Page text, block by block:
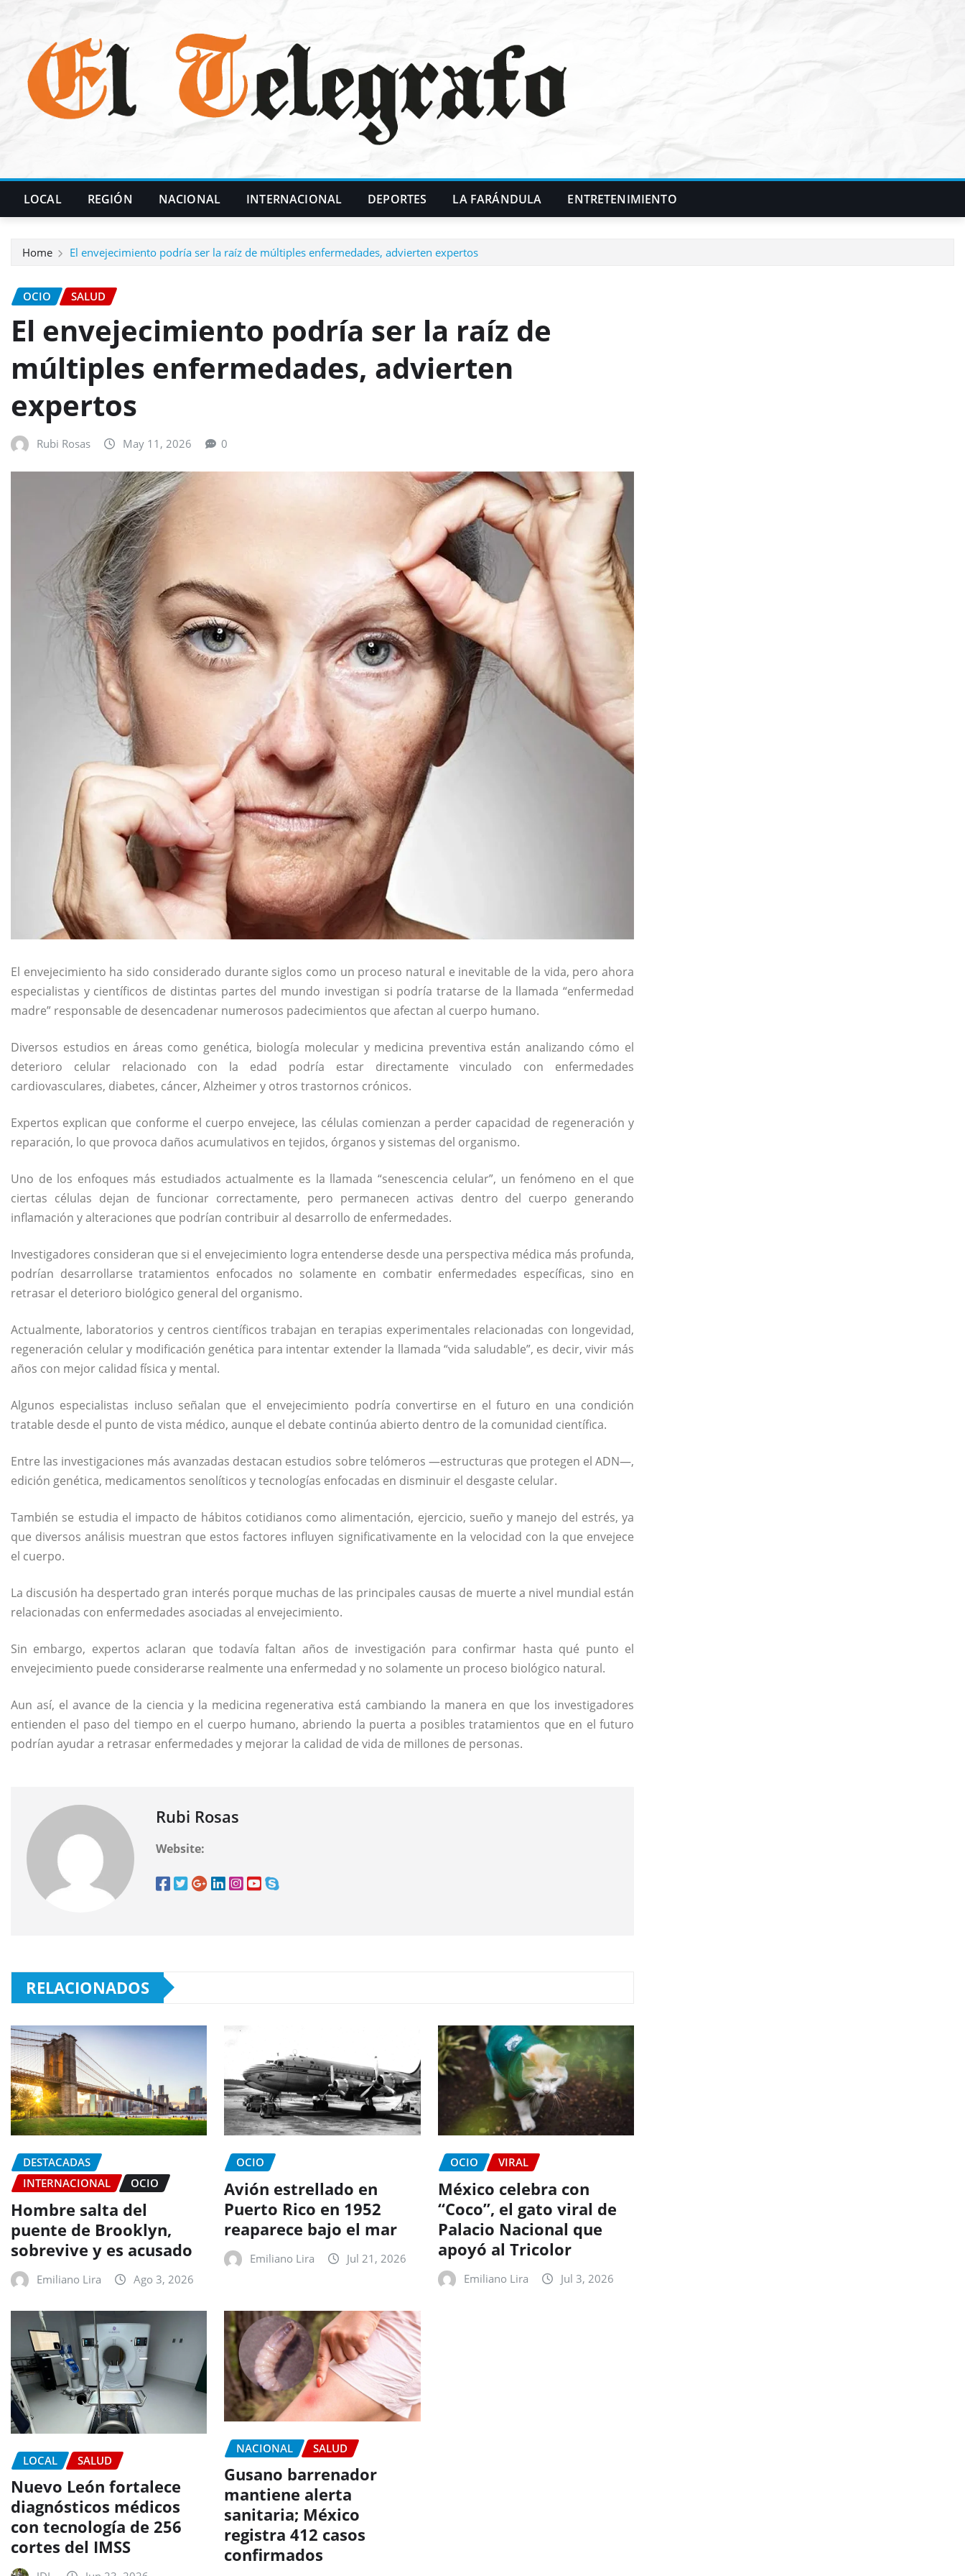
LOCAL REGIÓN NACIONAL INTERNACIONAL DEPORTES LA FARÁNDULA ENTRETENIMIENTO
Home El envejecimiento podría ser la raíz de múltiples enfermedades, advierten expertos
OCIO SALUD
El envejecimiento podría ser la raíz de
múltiples enfermedades, advierten
expertos
Rubi Rosas May 11, 2026 0
El envejecimiento ha sido considerado durante siglos como un proceso natural e inevitable de la vida, pero ahora
especialistas y científicos de distintas partes del mundo investigan si podría tratarse de la llamada “enfermedad
madre” responsable de desencadenar numerosos padecimientos que afectan al cuerpo humano.
Diversos estudios en áreas como genética, biología molecular y medicina preventiva están analizando cómo el
deterioro celular relacionado con la edad podría estar directamente vinculado con enfermedades
cardiovasculares, diabetes, cáncer, Alzheimer y otros trastornos crónicos.
Expertos explican que conforme el cuerpo envejece, las células comienzan a perder capacidad de regeneración y
reparación, lo que provoca daños acumulativos en tejidos, órganos y sistemas del organismo.
Uno de los enfoques más estudiados actualmente es la llamada “senescencia celular”, un fenómeno en el que
ciertas células dejan de funcionar correctamente, pero permanecen activas dentro del cuerpo generando
inflamación y alteraciones que podrían contribuir al desarrollo de enfermedades.
Investigadores consideran que si el envejecimiento logra entenderse desde una perspectiva médica más profunda,
podrían desarrollarse tratamientos enfocados no solamente en combatir enfermedades específicas, sino en
retrasar el deterioro biológico general del organismo.
Actualmente, laboratorios y centros científicos trabajan en terapias experimentales relacionadas con longevidad,
regeneración celular y modificación genética para intentar extender la llamada “vida saludable”, es decir, vivir más
años con mejor calidad física y mental.
Algunos especialistas incluso señalan que el envejecimiento podría convertirse en el futuro en una condición
tratable desde el punto de vista médico, aunque el debate continúa abierto dentro de la comunidad científica.
Entre las investigaciones más avanzadas destacan estudios sobre telómeros —estructuras que protegen el ADN—,
edición genética, medicamentos senolíticos y tecnologías enfocadas en disminuir el desgaste celular.
También se estudia el impacto de hábitos cotidianos como alimentación, ejercicio, sueño y manejo del estrés, ya
que diversos análisis muestran que estos factores influyen significativamente en la velocidad con la que envejece
el cuerpo.
La discusión ha despertado gran interés porque muchas de las principales causas de muerte a nivel mundial están
relacionadas con enfermedades asociadas al envejecimiento.
Sin embargo, expertos aclaran que todavía faltan años de investigación para confirmar hasta qué punto el
envejecimiento puede considerarse realmente una enfermedad y no solamente un proceso biológico natural.
Aun así, el avance de la ciencia y la medicina regenerativa está cambiando la manera en que los investigadores
entienden el paso del tiempo en el cuerpo humano, abriendo la puerta a posibles tratamientos que en el futuro
podrían ayudar a retrasar enfermedades y mejorar la calidad de vida de millones de personas.
Rubi Rosas
Website:
RELACIONADOS
DESTACADAS
INTERNACIONAL
OCIO
Hombre salta del
puente de Brooklyn,
sobrevive y es acusado
Emiliano Lira Ago 3, 2026
OCIO
Avión estrellado en
Puerto Rico en 1952
reaparece bajo el mar
Emiliano Lira Jul 21, 2026
OCIO VIRAL
México celebra con
“Coco”, el gato viral de
Palacio Nacional que
apoyó al Tricolor
Emiliano Lira Jul 3, 2026
LOCAL SALUD
Nuevo León fortalece
diagnósticos médicos
con tecnología de 256
cortes del IMSS
NACIONAL SALUD
Gusano barrenador
mantiene alerta
sanitaria; México
registra 412 casos
confirmados